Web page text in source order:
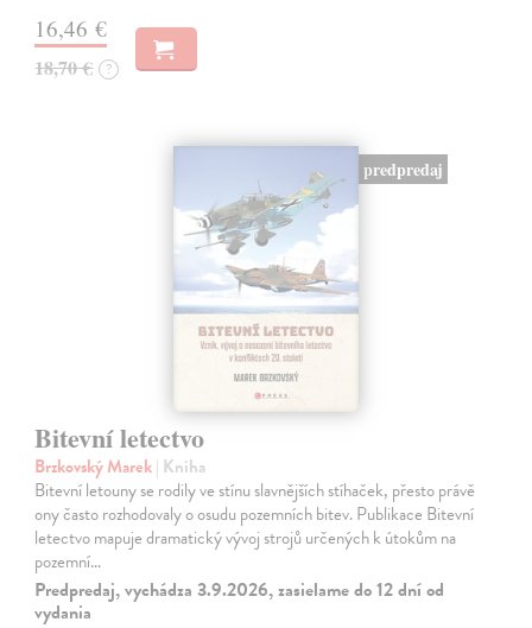
16,46 €
18,70 € ?
predpredaj
Bitevní letectvo
Brzkovský Marek| Kniha
Bitevní letouny se rodily ve stínu slavnějších stíhaček, přesto právě
ony často rozhodovaly o osudu pozemních bitev. Publikace Bitevní
letectvo mapuje dramatický vývoj strojů určených k útokům na
pozemní…
Predpredaj, vychádza 3.9.2026, zasielame do 12 dní od
vydania